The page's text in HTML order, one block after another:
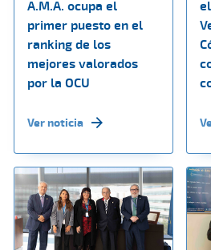
A.M.A. ocupa el
primer puesto en el
ranking de los
mejores valorados
por la OCU
Ver noticia